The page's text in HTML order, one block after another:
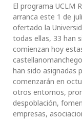
El programa UCLM
arranca este 1 de
ofertado la
todas ellas, 33 han
comienzan hoy
han sido asignadas
comenzarán en
otros entornos,
despoblación,
empresas,